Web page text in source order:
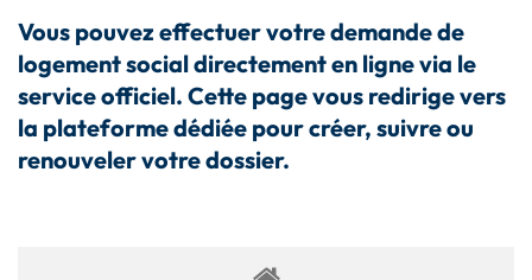
Vous pouvez effectuer votre demande de
logement social directement en ligne via le
service officiel. Cette page vous redirige vers
la plateforme dédiée pour créer, suivre ou
renouveler votre dossier.